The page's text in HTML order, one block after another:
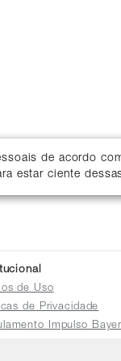
de acordo
estar ciente
de Uso
de Privacidade
Impulso Bayer